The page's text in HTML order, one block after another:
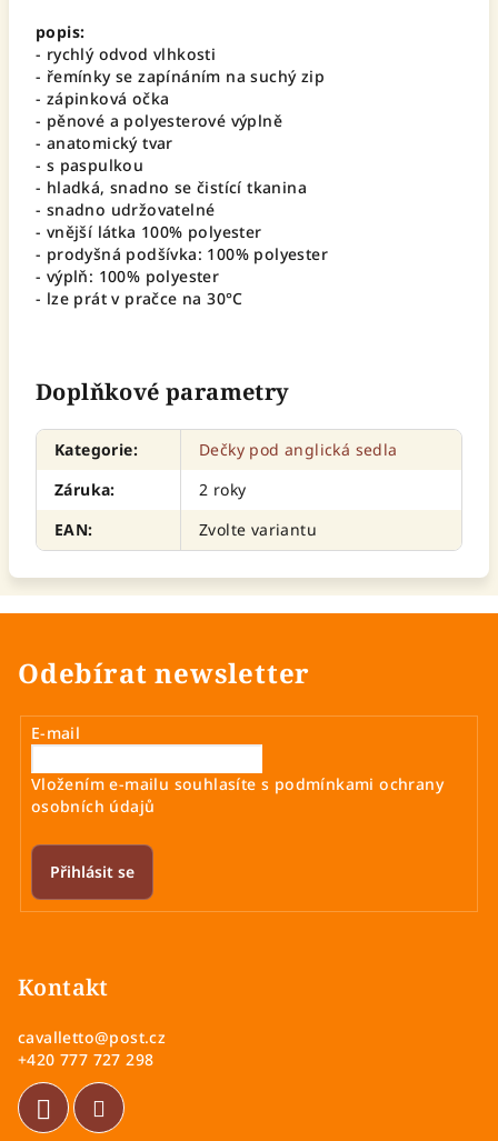
popis:
- rychlý odvod vlhkosti
- řemínky se zapínáním na suchý zip
- zápinková očka
- pěnové a polyesterové výplně
- anatomický tvar
- s paspulkou
- hladká, snadno se čistící tkanina
- snadno udržovatelné
- vnější látka 100% polyester
- prodyšná podšívka: 100% polyester
- výplň: 100% polyester
- lze prát v pračce na 30°C
Doplňkové parametry
Kategorie:
Dečky pod anglická sedla
Záruka:
2 roky
EAN: Zvolte variantu
Odebírat newsletter
E-mail
Vložením e-mailu souhlasíte s podmínkami ochrany
osobních údajů
Přihlásit se
Kontakt
cavalletto@post.cz
+420 777 727 298